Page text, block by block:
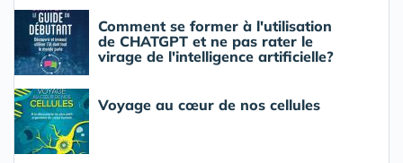
Comment se former à l'utilisation
de CHATGPT et ne pas rater le
virage de l'intelligence artificielle?
Voyage au cœur de nos cellules